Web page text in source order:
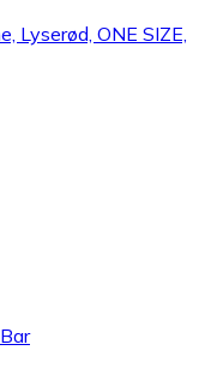
Lyserød, ONE SIZE,